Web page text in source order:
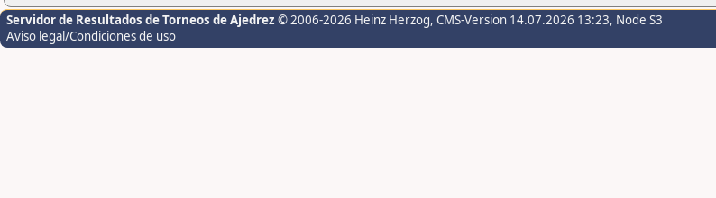
Servidor de Resultados de Torneos de Ajedrez © 2006-2026 Heinz Herzog, CMS-Version 14.07.2026 13:23, Node S3
Aviso legal/Condiciones de uso